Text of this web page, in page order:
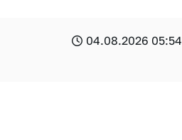
04.08.2026 05:54